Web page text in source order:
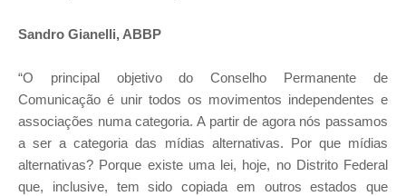
Sandro Gianelli, ABBP
“O principal objetivo do Conselho Permanente de
Comunicação é unir todos os movimentos independentes e
associações numa categoria. A partir de agora nós passamos
a ser a categoria das mídias alternativas. Por que mídias
alternativas? Porque existe uma lei, hoje, no Distrito Federal
que, inclusive, tem sido copiada em outros estados que